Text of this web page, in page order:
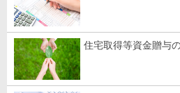
住宅取得等資金贈与